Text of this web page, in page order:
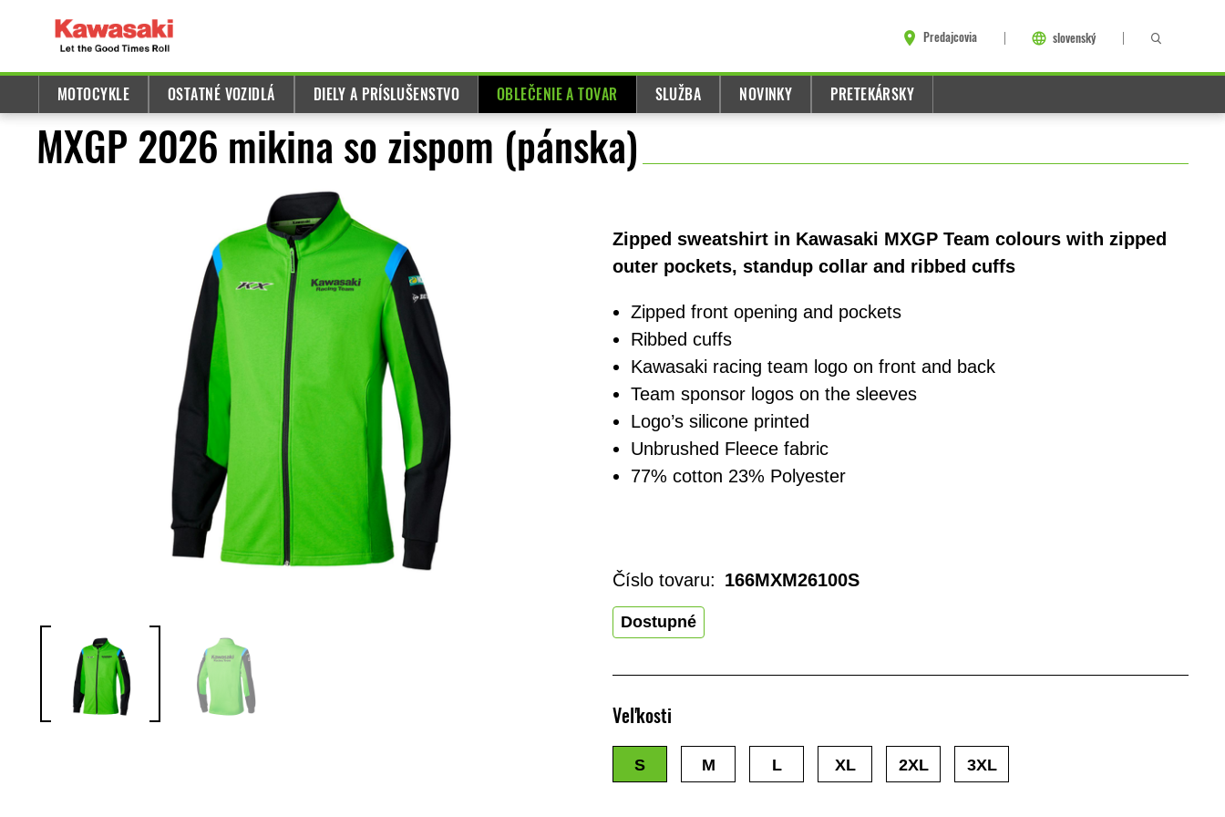
Predajcovia slovenský
MOTOCYKLE OSTATNÉ VOZIDLÁ DIELY A PRÍSLUŠENSTVO OBLEČENIE A TOVAR SLUŽBA NOVINKY PRETEKÁRSKY
MXGP 2026 mikina so zispom (pánska)
Zipped sweatshirt in Kawasaki MXGP Team colours with zipped
outer pockets, standup collar and ribbed cuffs
Zipped front opening and pockets
Ribbed cuffs
Kawasaki racing team logo on front and back
Team sponsor logos on the sleeves
Logo’s silicone printed
Unbrushed Fleece fabric
77% cotton 23% Polyester
Dostupné
Veľkosti
S M L XL 2XL 3XL
Číslo tovaru: 166MXM26100S